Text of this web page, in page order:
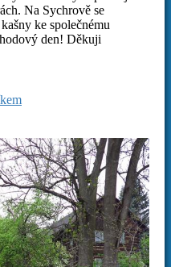
Na Sychrově se
ke společnému
den! Děkuji